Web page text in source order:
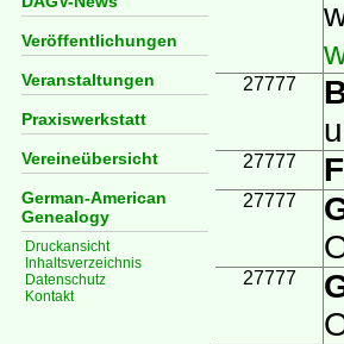
Veröffentlichungen
Veranstaltungen
Praxiswerkstatt
Vereineübersicht
German-American
Genealogy
Druckansicht
Inhaltsverzeichnis
Datenschutz
Kontakt
27777
27777
27777
27777